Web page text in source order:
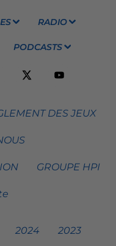
RADIO
PODCASTS
DES JEUX
GROUPE HPI
2024 2023